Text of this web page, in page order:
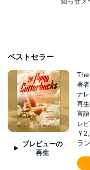
ベストセラー
プレビューの
再生
著者
ナ
再
言
レ
￥
ラ